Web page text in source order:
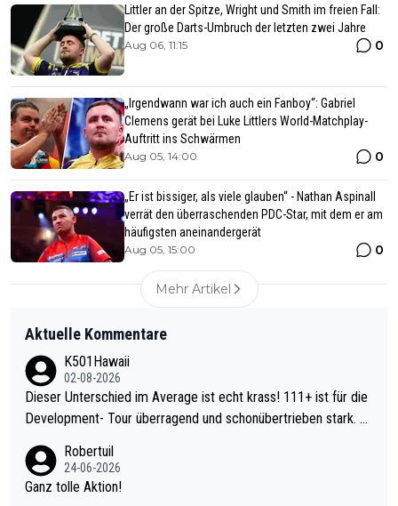
Littler an der Spitze, Wright und Smith im freien Fall:
Der große Darts-Umbruch der letzten zwei Jahre
Aug 06, 11:15 0
„Irgendwann war ich auch ein Fanboy“: Gabriel
Clemens gerät bei Luke Littlers World-Matchplay-
Auftritt ins Schwärmen
Aug 05, 14:00 0
„Er ist bissiger, als viele glauben“ - Nathan Aspinall
verrät den überraschenden PDC-Star, mit dem er am
häufigsten aneinandergerät
Aug 05, 15:00 0
Mehr Artikel
Aktuelle Kommentare
K501Hawaii
02-08-2026
Dieser Unterschied im Average ist echt krass! 111+ ist für die
Development- Tour überragend und schonübertrieben stark. U
mal 40+ erst recht. Da gewinnst keinen Blumentopf - ist ja noc
h krasser wie ein Pokalspiel eines Kreisligisten vs einem Bund
Robertuil
24-06-2026
Ganz tolle Aktion!